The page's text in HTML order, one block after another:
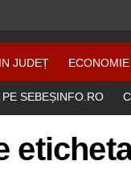
JUDEȚ ECONOMIE
PE SEBEȘINFO.RO